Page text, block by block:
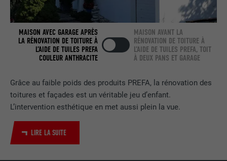
Grâce au faible poids des produits PREFA, la rénovation des
toitures et façades est un véritable jeu d’enfant.
L’intervention esthétique en met aussi plein la vue.
LIRE LA SUITE
MAISON AVEC GARAGE APRÈS
LA RÉNOVATION DE TOITURE À
L’AIDE DE TUILES PREFA
COULEUR ANTHRACITE
MAISON AVANT LA
RÉNOVATION DE TOITURE À
L’AIDE DE TUILES PREFA, TOIT
À DEUX PANS ET GARAGE
services intégrés.
NOM bscookie
FOURNISSEUR LinkedIn
EXPIRATION 2 ans
Utilisé par le service de réseau social